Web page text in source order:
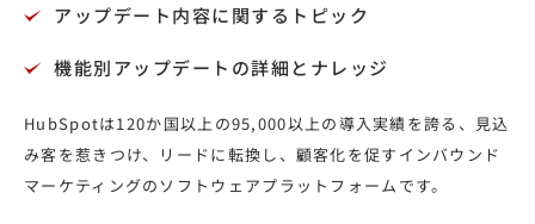
アップデート内容に関するトピック
機能別アップデートの詳細とナレッジ
HubSpotは120か国以上の95,000以上の導入実績を誇る、見込
み客を惹きつけ、リードに転換し、顧客化を促すインバウンド
マーケティングのソフトウェアプラットフォームです。